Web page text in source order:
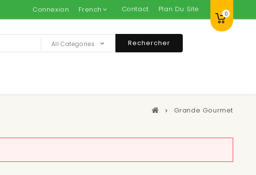
Contact Plan Du Site
French
Connexion 0
All Categories Rechercher
Grande Gourmet